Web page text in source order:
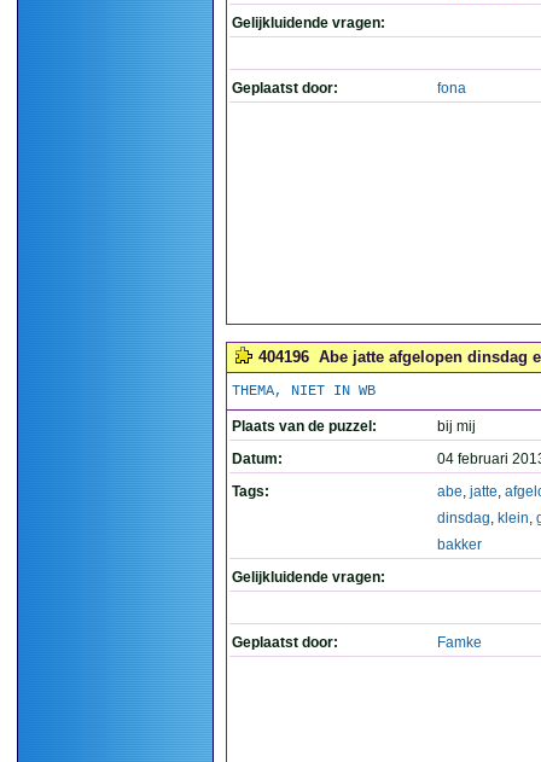
Gelijkluidende vragen:
Geplaatst door: fona
404196 Abe jatte afgelopen dinsdag
THEMA, NIET IN WB
Plaats van de puzzel:
bij mij
Datum:
04 februari
Tags:
abe, jatte,
dinsdag, klein,
bakker
Gelijkluidende vragen:
Geplaatst door: Famke